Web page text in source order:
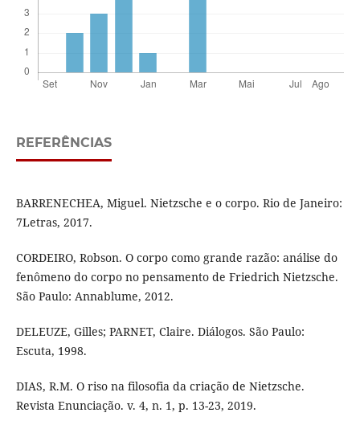
REFERÊNCIAS
BARRENECHEA, Miguel. Nietzsche e o corpo. Rio de Janeiro:
7Letras, 2017.
CORDEIRO, Robson. O corpo como grande razão: análise do
fenômeno do corpo no pensamento de Friedrich Nietzsche.
São Paulo: Annablume, 2012.
DELEUZE, Gilles; PARNET, Claire. Diálogos. São Paulo:
Escuta, 1998.
DIAS, R.M. O riso na filosofia da criação de Nietzsche.
Revista Enunciação. v. 4, n. 1, p. 13-23, 2019.